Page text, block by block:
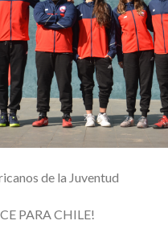
de la Juventud
PARA CHILE!